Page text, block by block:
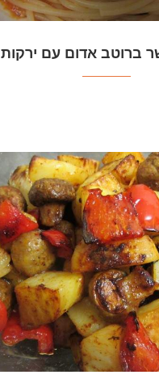
ברוטב אדום עם ירקות